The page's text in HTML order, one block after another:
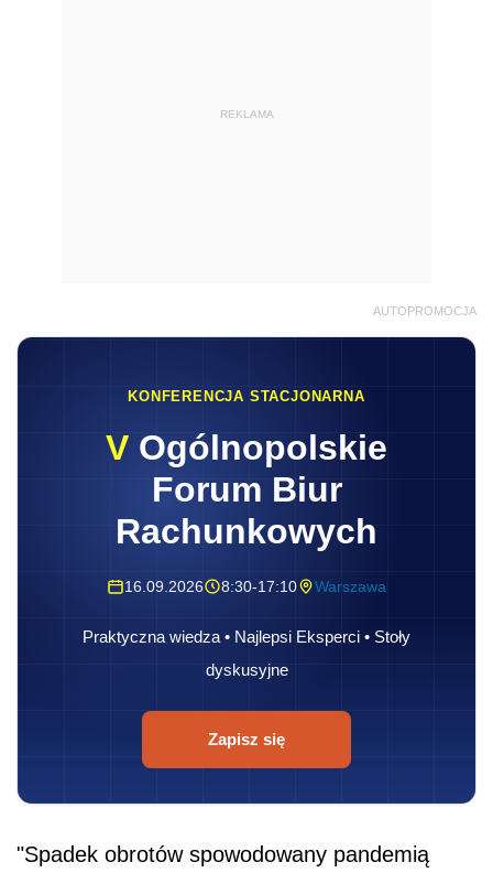
REKLAMA
AUTOPROMOCJA
KONFERENCJA STACJONARNA
V Ogólnopolskie
Forum Biur
Rachunkowych
16.09.2026 8:30-17:10 Warszawa
Praktyczna wiedza • Najlepsi Eksperci • Stoły
dyskusyjne
Zapisz się
"Spadek obrotów spowodowany pandemią